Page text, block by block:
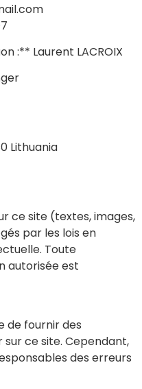
:** Laurent LACROIX
Lithuania
ce site (textes, images,
par les lois en
Toute
autorisée est
de fournir des
ce site. Cependant,
des erreurs